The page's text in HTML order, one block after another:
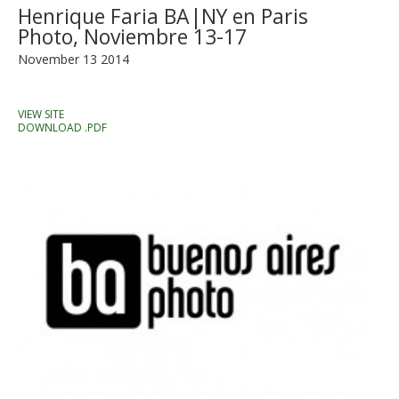
Henrique Faria BA|NY en Paris
Photo, Noviembre 13-17
November 13 2014
VIEW SITE
DOWNLOAD .PDF